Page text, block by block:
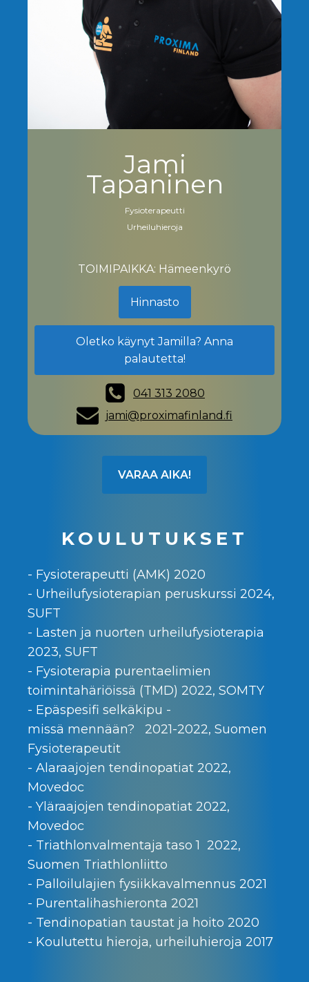
Jami
Tapaninen
Fysioterapeutti
Urheiluhieroja
TOIMIPAIKKA: Hämeenkyrö
Hinnasto
Oletko käynyt Jamilla? Anna
palautetta!
041 313 2080
jami@proximafinland.fi
VARAA AIKA!
KOULUTUKSET
- Fysioterapeutti (AMK) 2020
- Urheilufysioterapian peruskurssi 2024,
SUFT
- Lasten ja nuorten urheilufysioterapia
2023, SUFT
- Fysioterapia purentaelimien
toimintahäriöissä (TMD) 2022, SOMTY
- Epäspesifi selkäkipu -
missä mennään? 2021-2022, Suomen
Fysioterapeutit
- Alaraajojen tendinopatiat 2022,
Movedoc
- Yläraajojen tendinopatiat 2022,
Movedoc
- Triathlonvalmentaja taso 1 2022,
Suomen Triathlonliitto
- Palloilulajien fysiikkavalmennus 2021
- Purentalihashieronta 2021
- Tendinopatian taustat ja hoito 2020
- Koulutettu hieroja, urheiluhieroja 2017